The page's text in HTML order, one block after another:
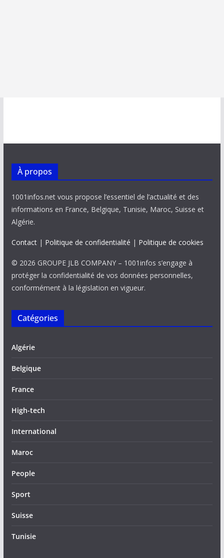
À propos
1001infos.net vous propose l’essentiel de l’actualité et des
informations en France, Belgique, Tunisie, Maroc, Suisse et
Algérie.
Contact| Politique de confidentialité | Politique de cookies
© 2026 GROUPE JLB COMPANY – 1001infos s’engage à
protéger la confidentialité de vos données personnelles,
conformément à la législation en vigueur.
Catégories
Algérie
Belgique
France
High-tech
International
Maroc
People
Sport
Suisse
Tunisie